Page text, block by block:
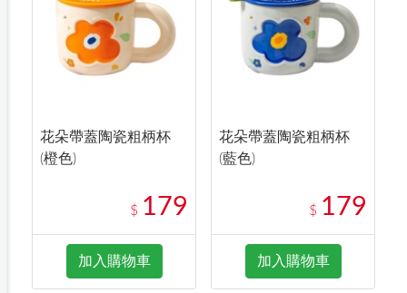
花朵帶蓋陶瓷粗柄杯
(橙色)
$ 179
加入購物車
花朵帶蓋陶瓷粗柄杯
(藍色)
$ 179
加入購物車